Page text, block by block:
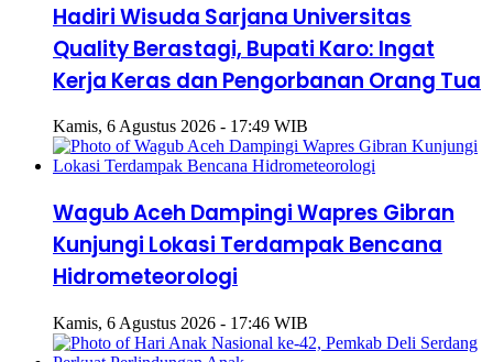
Hadiri Wisuda Sarjana Universitas
Quality Berastagi, Bupati Karo: Ingat
Kerja Keras dan Pengorbanan Orang Tua
Kamis, 6 Agustus 2026 - 17:49 WIB
Wagub Aceh Dampingi Wapres Gibran
Kunjungi Lokasi Terdampak Bencana
Hidrometeorologi
Kamis, 6 Agustus 2026 - 17:46 WIB